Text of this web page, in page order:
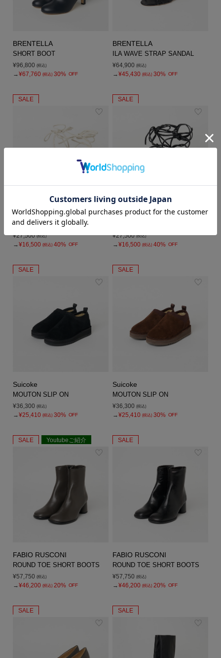
BRENTELLA
SHORT BOOT
¥96,800 (税込)
→¥67,760 (税込) 30% OFF
BRENTELLA
ILA WAVE STRAP SANDAL
¥64,900 (税込)
→¥45,430 (税込) 30% OFF
SALE
A.EMERY
TULI SANDAL
¥27,500 (税込)
→¥16,500 (税込) 40% OFF
SALE
A.EMERY
¥27,500 (税込)
→¥16,500 (税込) 40% OFF
SALE
Suicoke
MOUTON SLIP ON
¥36,300 (税込)
→¥25,410 (税込) 30% OFF
SALE
Suicoke
MOUTON SLIP ON
¥36,300 (税込)
→¥25,410 (税込) 30% OFF
SALE Youtubeご紹介
FABIO RUSCONI
ROUND TOE SHORT BOOTS
¥57,750 (税込)
→¥46,200 (税込) 20% OFF
SALE
FABIO RUSCONI
ROUND TOE SHORT BOOTS
¥57,750 (税込)
→¥46,200 (税込) 20% OFF
SALE SALE